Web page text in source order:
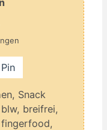
Snack
breifrei,